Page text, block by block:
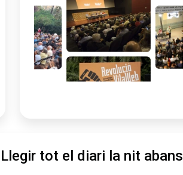
Llegir tot el diari la nit abans